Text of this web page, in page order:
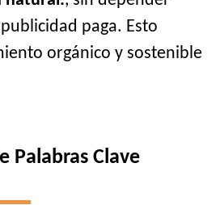
paga. Esto
orgánico y sostenible
Palabras Clave